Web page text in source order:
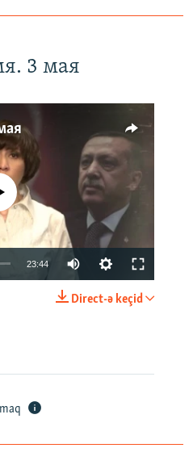
3 мая
available
23:44
Direct-ə keçid